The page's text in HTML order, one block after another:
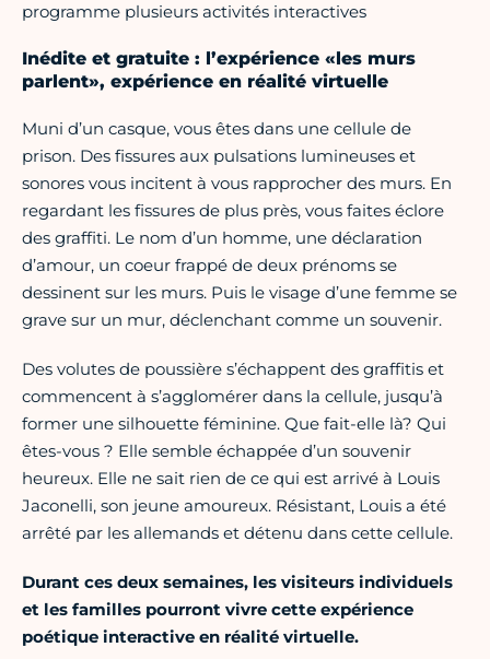
programme plusieurs activités interactives
Inédite et gratuite : l’expérience «les murs
parlent», expérience en réalité virtuelle
Muni d’un casque, vous êtes dans une cellule de
prison. Des fissures aux pulsations lumineuses et
sonores vous incitent à vous rapprocher des murs. En
regardant les fissures de plus près, vous faites éclore
des graffiti. Le nom d’un homme, une déclaration
d’amour, un coeur frappé de deux prénoms se
dessinent sur les murs. Puis le visage d’une femme se
grave sur un mur, déclenchant comme un souvenir.
Des volutes de poussière s’échappent des graffitis et
commencent à s’agglomérer dans la cellule, jusqu’à
former une silhouette féminine. Que fait-elle là? Qui
êtes-vous ? Elle semble échappée d’un souvenir
heureux. Elle ne sait rien de ce qui est arrivé à Louis
Jaconelli, son jeune amoureux. Résistant, Louis a été
arrêté par les allemands et détenu dans cette cellule.
Durant ces deux semaines, les visiteurs individuels
et les familles pourront vivre cette expérience
poétique interactive en réalité virtuelle.